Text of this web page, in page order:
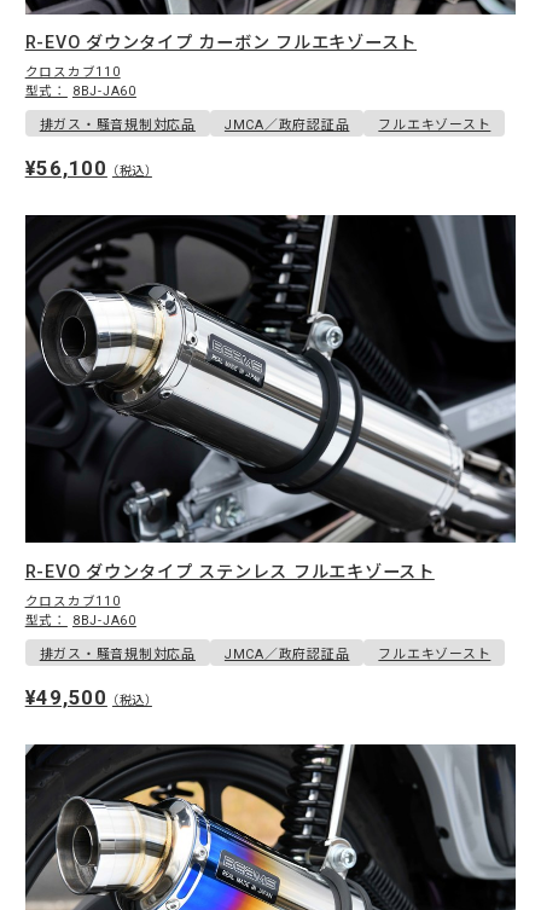
R-EVO ダウンタイプ カーボン フルエキゾースト
クロスカブ110
型式：
8BJ-JA60
排ガス・騒音規制対応品 JMCA／政府認証品 フルエキゾースト
¥56,100 （税込）
R-EVO ダウンタイプ ステンレス フルエキゾースト
クロスカブ110
型式：
8BJ-JA60
排ガス・騒音規制対応品 JMCA／政府認証品 フルエキゾースト
¥49,500 （税込）